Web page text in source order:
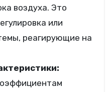
воздуха. Это
или
реагирующие на